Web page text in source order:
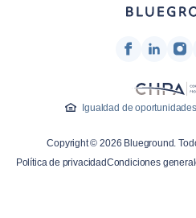
Quiénes somos
Prensa
Igualdad de
Copyright © 2026 Blueground.
Política de privacidadCondiciones